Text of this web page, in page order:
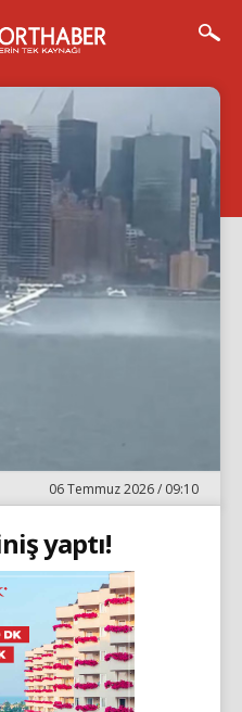
06 Temmuz 2026 / 09:10
yaptı!